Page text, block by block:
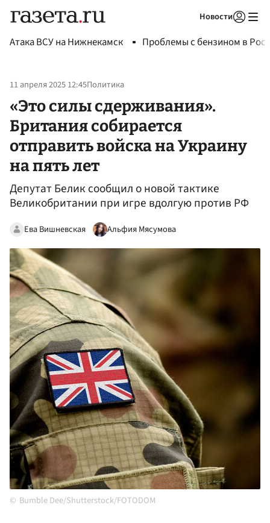
Новости
Атака ВСУ на Нижнекамск Проблемы с бензином в
11 апреля 2025 12:45Политика
«Это силы сдерживания».
Британия собирается
отправить войска на Украину
на пять лет
Депутат Белик сообщил о новой тактике
Великобритании при игре вдолгую против РФ
Ева Вишневская Альфия Мясумова
Bumble Dee/Shutterstock/FOTODOM